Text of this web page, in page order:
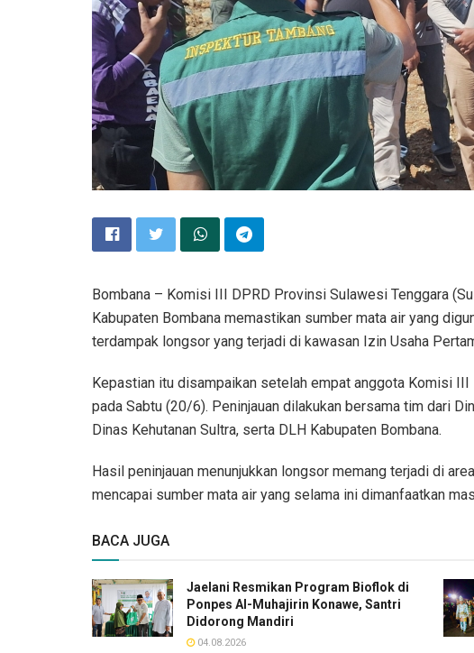
Bombana – Komisi III DPRD Provinsi Sulawesi Tenggara
Kabupaten Bombana memastikan sumber mata air yang
terdampak longsor yang terjadi di kawasan Izin Usaha
Kepastian itu disampaikan setelah empat anggota Komisi
pada Sabtu (20/6). Peninjauan dilakukan bersama tim dari
Dinas Kehutanan Sultra, serta DLH Kabupaten Bombana.
Hasil peninjauan menunjukkan longsor memang terjadi di
mencapai sumber mata air yang selama ini dimanfaatkan
BACA JUGA
Jaelani Resmikan Program Bioflok di
Ponpes Al-Muhajirin Konawe, Santri
Didorong Mandiri
04.08.2026